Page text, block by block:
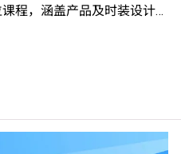
程，涵盖产品及时装设计、
。
方式及着重应用的课程设
，学以致用。THEi透过与